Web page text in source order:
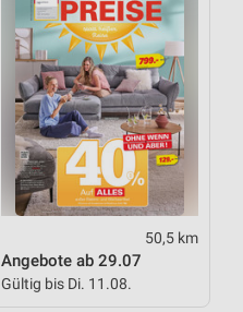
50,5 km
Angebote ab 29.07
Gültig bis Di. 11.08.